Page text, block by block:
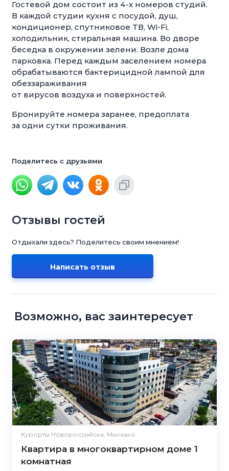
Гостевой дом состоит из 4-х номеров студий.
В каждой студии кухня с посудой, душ,
кондиционер, спутниковое ТВ, Wi-Fi,
холодильник, стиральная машина. Во дворе
беседка в окружении зелени. Возле дома
парковка. Перед каждым заселением номера
обрабатываются бактерицидной лампой для
обеззараживания
от вирусов воздуха и поверхностей.
Бронируйте номера заранее, предоплата
за одни сутки проживания.
Поделитесь с друзьями
Отзывы гостей
Отдыхали здесь? Поделитесь своим мнением!
Написать отзыв
Возможно, вас заинтересует
Курорты Новороссийска, Мысхако
Квартира в многоквартирном доме 1
комнатная